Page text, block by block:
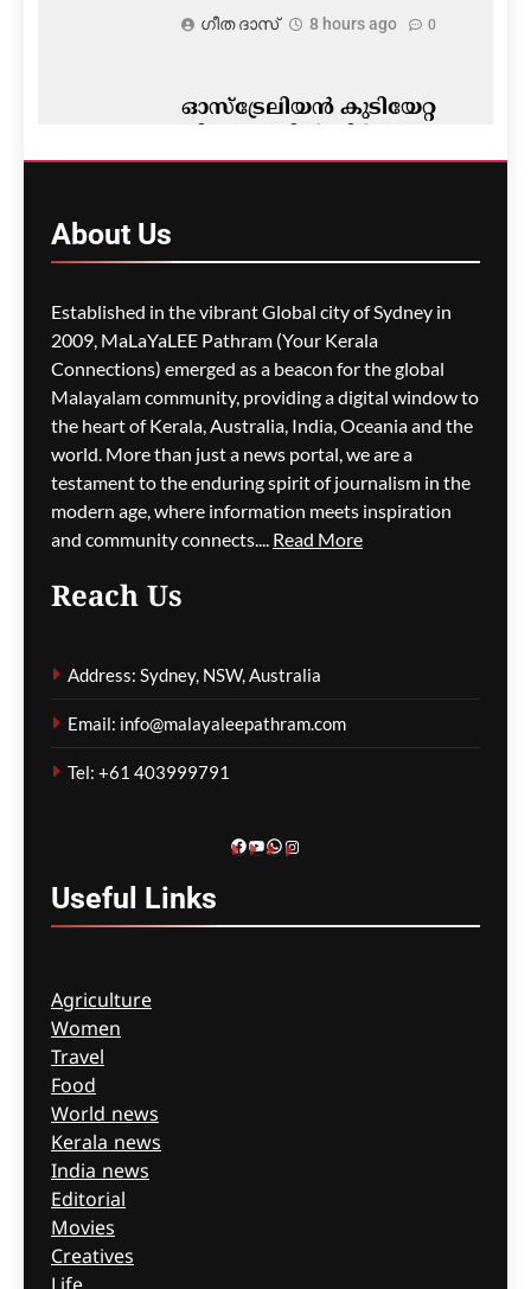
ഗീത ദാസ്‌ 8 hours ago 0
ഓസ്‌ട്രേലിയൻ കുടിയേറ്റ
മാറ്റം- ഡയറക്ഷൻ 119′
ഗീത ദാസ്‌ 8 hours ago 0
പോർട്ട് അഡലെയ്ഡിൽ
സൾഫർ തീപിടിത്തം;
വിഷപുക പടരുന്നു,
അടിയന്തര ഒഴിപ്പിക്കൽ
നിർദേശം
ഗീത ദാസ്‌ 9 hours ago 0
പ്രശ്നങ്ങൾ
മറച്ചുവെക്കപ്പെടുന്നുവെന്ന്
വിദഗ്ദ്ധർ
ഗീത ദാസ്‌
About Us
Established in the vibrant Global city of Sydney in
2009, MaLaYaLEE Pathram (Your Kerala
Connections) emerged as a beacon for the global
Malayalam community, providing a digital window to
the heart of Kerala, Australia, India, Oceania and the
world. More than just a news portal, we are a
testament to the enduring spirit of journalism in the
modern age, where information meets inspiration
and community connects.... Read More
Reach Us
Address: Sydney, NSW, Australia
Email: info@malayaleepathram.com
Tel: +61 403999791
Facebook
YouTube
WhatsApp
Instagram
Useful Links
Agriculture
Women
Travel
Food
World news
Kerala news
India news
Editorial
Movies
Creatives